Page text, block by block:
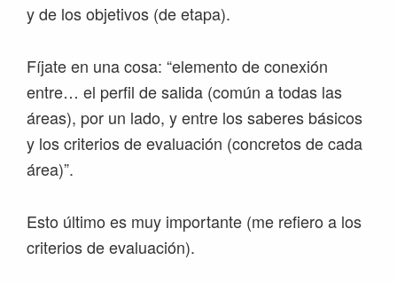
y de los objetivos (de etapa).
Fíjate en una cosa: “elemento de conexión
entre… el perfil de salida (común a todas las
áreas), por un lado, y entre los saberes básicos
y los criterios de evaluación (concretos de cada
área)”.
Esto último es muy importante (me refiero a los
criterios de evaluación).